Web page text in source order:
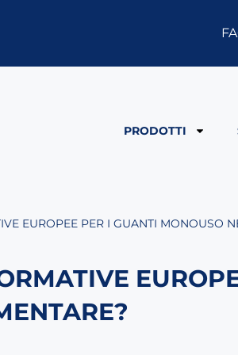
PRODOTTI
EUROPEE PER I GUANTI MONOUSO